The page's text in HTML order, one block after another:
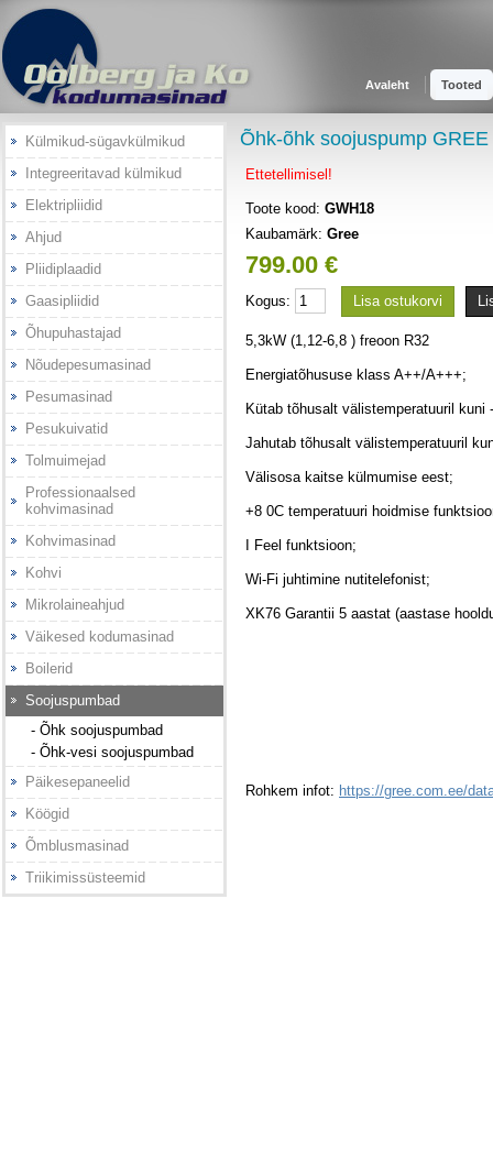
Avaleht Tooted
Külmikud-sügavkülmikud
Integreeritavad külmikud
Elektripliidid
Ahjud
Pliidiplaadid
Gaasipliidid
Õhupuhastajad
Nõudepesumasinad
Pesumasinad
Pesukuivatid
Tolmuimejad
Professionaalsed
kohvimasinad
Kohvimasinad
Kohvi
Mikrolaineahjud
Väikesed kodumasinad
Boilerid
Soojuspumbad
- Õhk soojuspumbad
- Õhk-vesi soojuspumbad
Päikesepaneelid
Köögid
Õmblusmasinad
Triikimissüsteemid
Õhk-õhk soojuspump
Ettetellimisel!
Toote kood: GWH18
Kaubamärk: Gree
799.00 €
Kogus: Lisa ostukorvi
5,3kW (1,12-6,8 ) freoon R32
Energiatõhususe klass A++/A+++;
Kütab tõhusalt välistemperatuuril kuni
Jahutab tõhusalt välistemperatuuril
Välisosa kaitse külmumise eest;
+8 0C temperatuuri hoidmise
I Feel funktsioon;
Wi-Fi juhtimine nutitelefonist;
XK76 Garantii 5 aastat (aastase
Rohkem infot: https://gree.com.ee/